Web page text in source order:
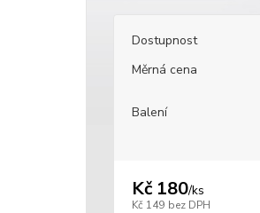
Dostupnost
Měrná cena
Balení
Kč 180/ks
Kč 149 bez DPH